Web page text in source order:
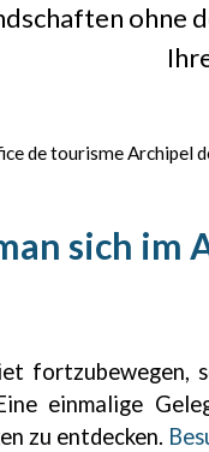
ohne
sich im
einmalige
zu entdecken.